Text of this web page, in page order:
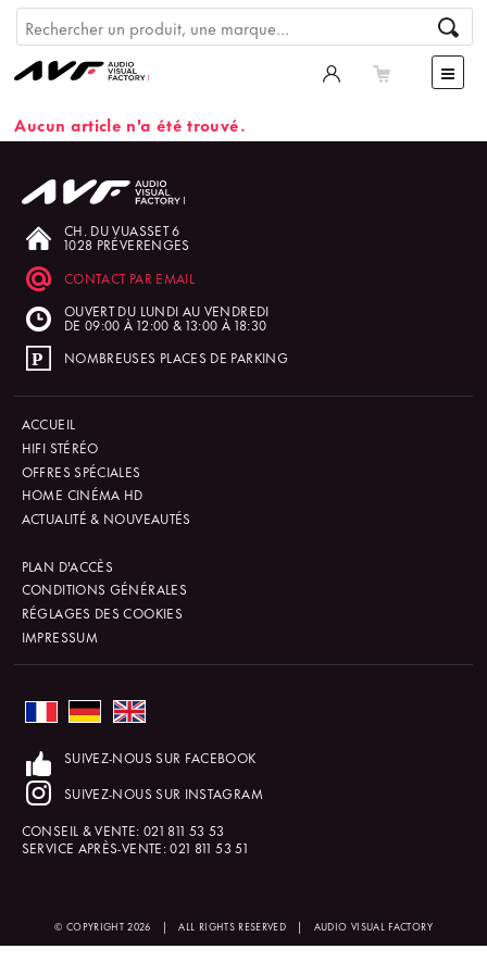
Aucun article n'a été trouvé.
CH. DU VUASSET 6
1028 PRÉVERENGES
CONTACT PAR EMAIL
OUVERT DU LUNDI AU VENDREDI
DE 09:00 À 12:00 & 13:00 À 18:30
NOMBREUSES PLACES DE PARKING
ACCUEIL
HIFI STÉRÉO
OFFRES SPÉCIALES
HOME CINÉMA HD
ACTUALITÉ & NOUVEAUTÉS
PLAN D'ACCÈS
CONDITIONS GÉNÉRALES
RÉGLAGES DES COOKIES
IMPRESSUM
SUIVEZ-NOUS SUR FACEBOOK
SUIVEZ-NOUS SUR INSTAGRAM
CONSEIL & VENTE: 021 811 53 53
SERVICE APRÈS-VENTE:021 811 53 51
© COPYRIGHT 2026 | ALL RIGHTS RESERVED | AUDIO VISUAL FACTORY